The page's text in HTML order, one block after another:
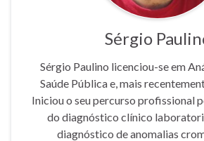
Sérgio
Sérgio Paulino licenciou-se em
Saúde Pública e, mais
Iniciou o seu percurso profissional
do diagnóstico clínico
diagnóstico de anomalias